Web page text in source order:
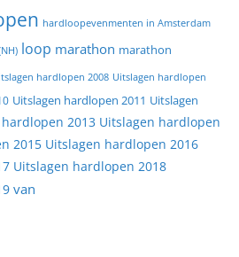
hardloopevenmenten in Amsterdam
loop marathon marathon
hardlopen 2008 Uitslagen hardlopen
Uitslagen hardlopen 2011 Uitslagen
2013 Uitslagen hardlopen
2015 Uitslagen hardlopen 2016
Uitslagen hardlopen 2018
van